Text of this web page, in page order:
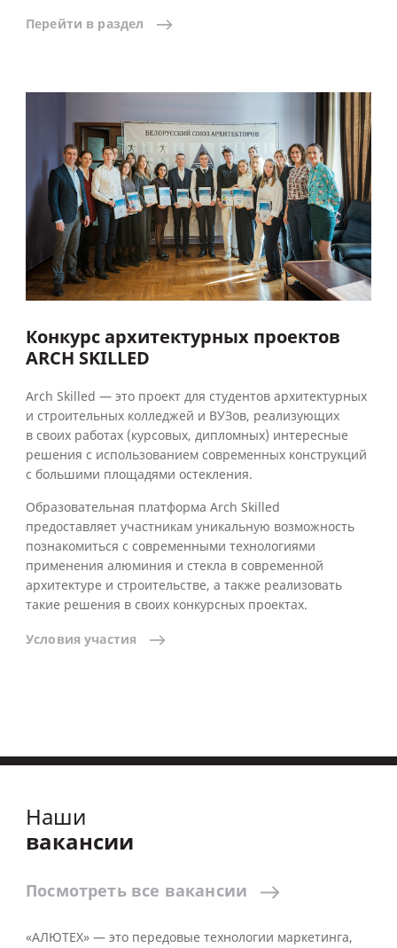
Перейти в раздел
Конкурс архитектурных проектов
ARCH SKILLED
Arch Skilled — это проект для студентов архитектурных
и строительных колледжей и ВУЗов, реализующих
в своих работах (курсовых, дипломных) интересные
решения с использованием современных конструкций
с большими площадями остекления.
Образовательная платформа Arch Skilled
предоставляет участникам уникальную возможность
познакомиться с современными технологиями
применения алюминия и стекла в современной
архитектуре и строительстве, а также реализовать
такие решения в своих конкурсных проектах.
Условия участия
Наши
вакансии
«АЛЮТЕХ» — это передовые технологии маркетинга,
Посмотреть все вакансии